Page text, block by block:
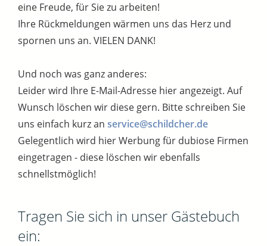
eine Freude, für Sie zu arbeiten!
Ihre Rückmeldungen wärmen uns das Herz und
spornen uns an. VIELEN DANK!
Und noch was ganz anderes:
Leider wird Ihre E-Mail-Adresse hier angezeigt. Auf
Wunsch löschen wir diese gern. Bitte schreiben Sie
uns einfach kurz an service@schildcher.de
Gelegentlich wird hier Werbung für dubiose Firmen
eingetragen - diese löschen wir ebenfalls
schnellstmöglich!
Tragen Sie sich in unser Gästebuch
ein: